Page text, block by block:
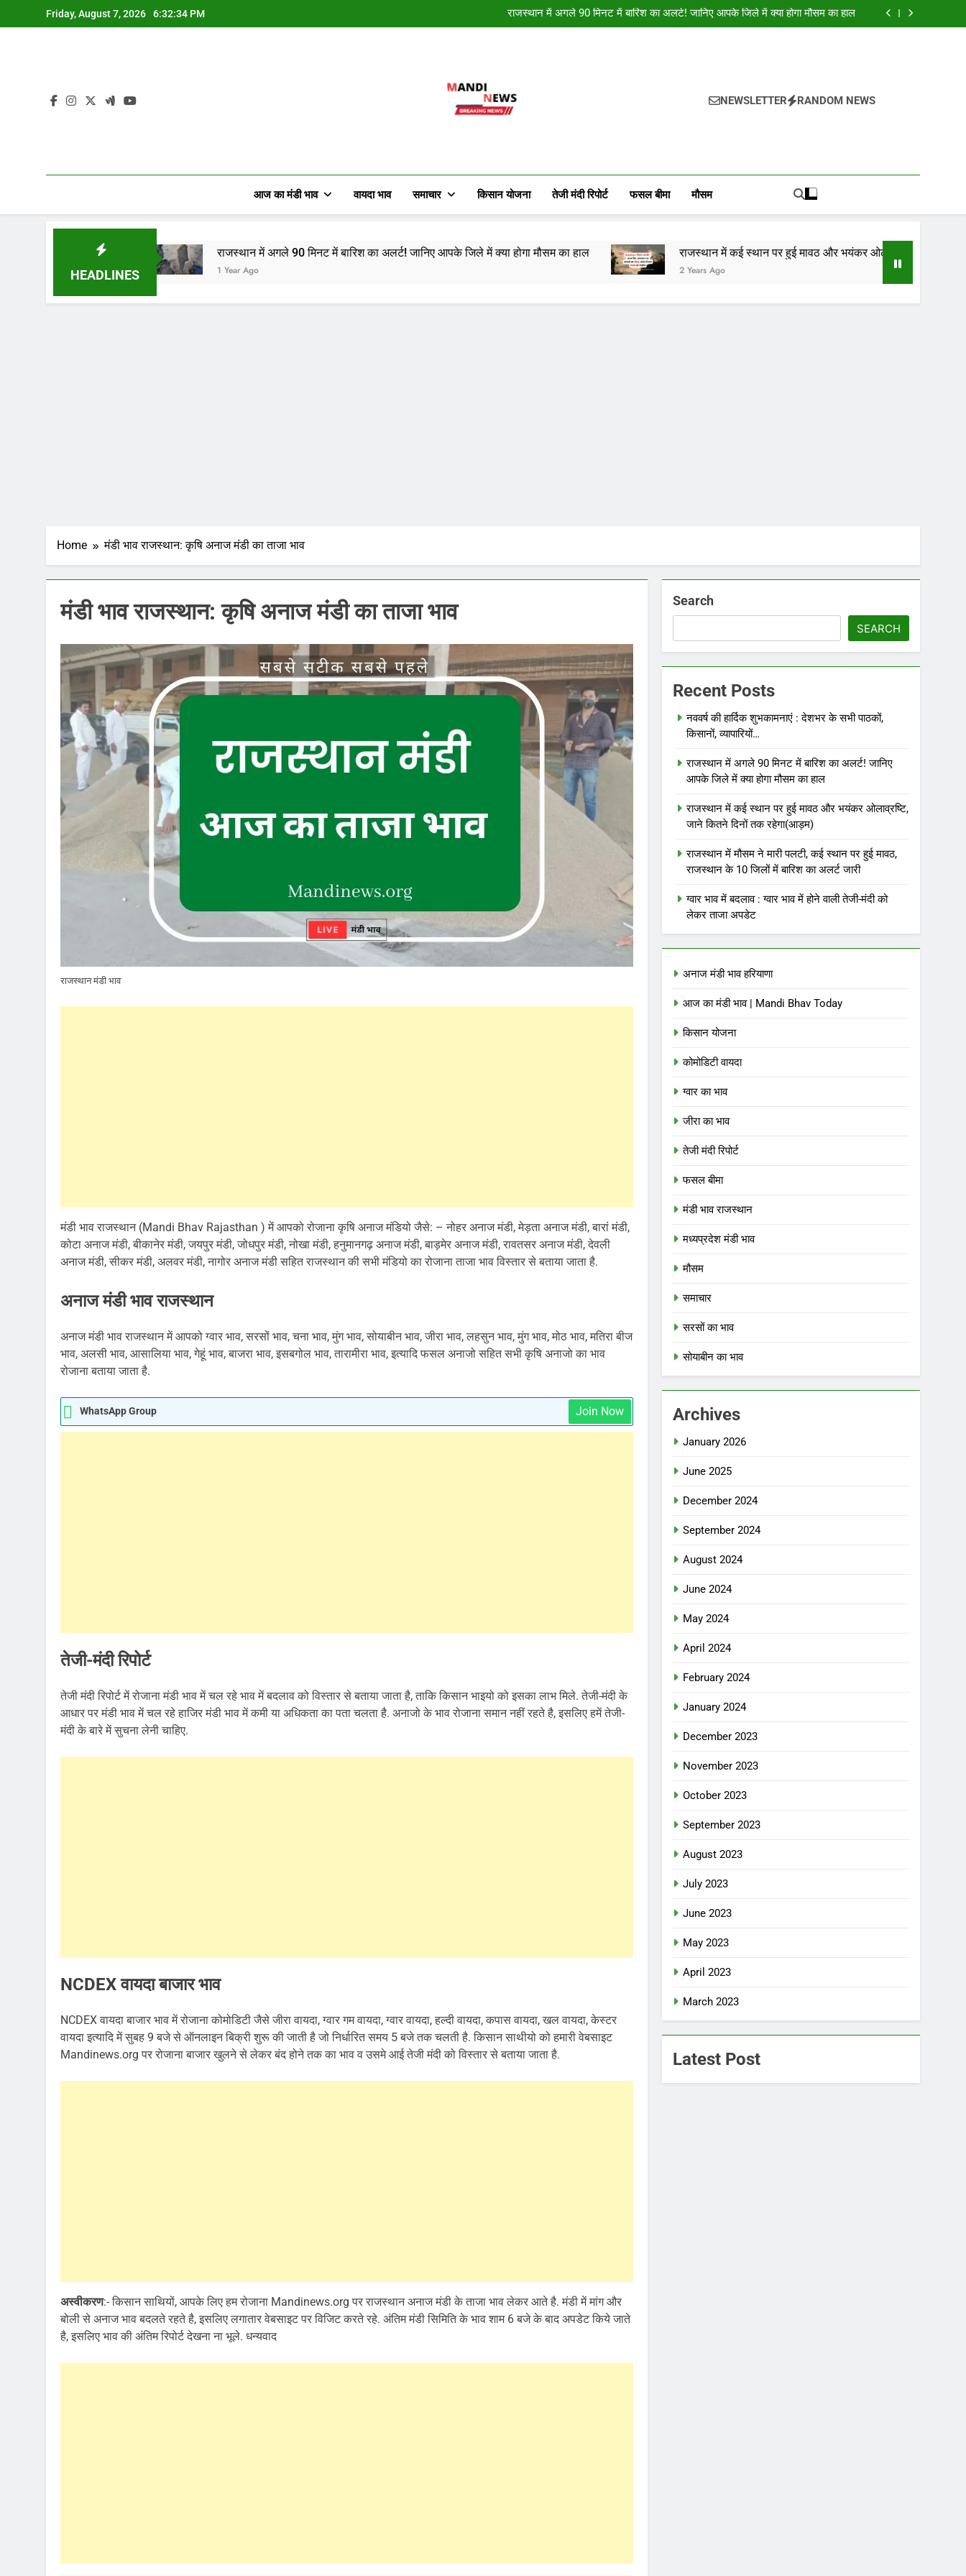
to
Friday, August 7, 2026 6:32:35 PM
राजस्थान में अगले 90 मिनट में बारिश का अलर्ट! जानिए आपके जिले में क्या होगा मौसम का हाल
राजस्थान में कई स्थान पर हुई मावठ और भयंकर ओलाव्रष्टि, जाने कितने दिनों तक रहेगा(आड़म)
राजस्थान में मौसम ने मारी पलटी, कई स्थान पर हुई मावठ, राजस्थान के 10 जिलों में बारिश का
अलर्ट जारी
Mandi News
NEWSLETTER RANDOM NEWS
आज का मंडी भाव वायदा भाव समाचार किसान योजना तेजी मंदी रिपोर्ट फसल बीमा मौसम
HEADLINES
राजस्थान में अगले 90 मिनट में बारिश का अलर्ट! जानिए आपके जिले में क्या होगा मौसम का हाल
1 Year Ago
राजस्थान में कई स्थान पर हुई मावठ और भयंकर ओलाव्रष्टि, जाने कितने दिनों तक
2 Years Ago
Home मंडी भाव राजस्थान: कृषि अनाज मंडी का ताजा भाव
मंडी भाव राजस्थान: कृषि अनाज मंडी का ताजा भाव
राजस्थान मंडी भाव
मंडी भाव राजस्थान (Mandi Bhav Rajasthan ) में आपको रोजाना कृषि अनाज मंडियो जैसे: – नोहर अनाज मंडी, मेड़ता अनाज मंडी, बारां मंडी,
कोटा अनाज मंडी, बीकानेर मंडी, जयपुर मंडी, जोधपुर मंडी, नोखा मंडी, हनुमानगढ़ अनाज मंडी, बाड़मेर अनाज मंडी, रावतसर अनाज मंडी, देवली
अनाज मंडी, सीकर मंडी, अलवर मंडी, नागोर अनाज मंडी सहित राजस्थान की सभी मंडियो का रोजाना ताजा भाव विस्तार से बताया जाता है.
अनाज मंडी भाव राजस्थान
अनाज मंडी भाव राजस्थान में आपको ग्वार भाव, सरसों भाव, चना भाव, मुंग भाव, सोयाबीन भाव, जीरा भाव, लहसुन भाव, मुंग भाव, मोठ भाव, मतिरा बीज
भाव, अलसी भाव, आसालिया भाव, गेहूं भाव, बाजरा भाव, इसबगोल भाव, तारामीरा भाव, इत्यादि फसल अनाजो सहित सभी कृषि अनाजो का भाव
रोजाना बताया जाता है.
WhatsApp Group Join Now
तेजी-मंदी रिपोर्ट
तेजी मंदी रिपोर्ट में रोजाना मंडी भाव में चल रहे भाव में बदलाव को विस्तार से बताया जाता है, ताकि किसान भाइयो को इसका लाभ मिले. तेजी-मंदी के
आधार पर मंडी भाव में चल रहे हाजिर मंडी भाव में कमी या अधिकता का पता चलता है. अनाजो के भाव रोजाना समान नहीं रहते है, इसलिए हमें तेजी-
मंदी के बारे में सुचना लेनी चाहिए.
NCDEX वायदा बाजार भाव
NCDEX वायदा बाजार भाव में रोजाना कोमोडिटी जैसे जीरा वायदा, ग्वार गम वायदा, ग्वार वायदा, हल्दी वायदा, कपास वायदा, खल वायदा, केस्टर
वायदा इत्यादि में सुबह 9 बजे से ऑनलाइन बिक्री शुरू की जाती है जो निर्धारित समय 5 बजे तक चलती है. किसान साथीयो को हमारी वेबसाइट
Mandinews.org पर रोजाना बाजार खुलने से लेकर बंद होने तक का भाव व उसमे आई तेजी मंदी को विस्तार से बताया जाता है.
अस्वीकरण:- किसान साथियों, आपके लिए हम रोजाना Mandinews.org पर राजस्थान अनाज मंडी के ताजा भाव लेकर आते है. मंडी में मांग और
बोली से अनाज भाव बदलते रहते है, इसलिए लगातार वेबसाइट पर विजिट करते रहे. अंतिम मंडी सिमिति के भाव शाम 6 बजे के बाद अपडेट किये जाते
है, इसलिए भाव की अंतिम रिपोर्ट देखना ना भूले. धन्यवाद
Search
SEARCH
Recent Posts
नववर्ष की हार्दिक शुभकामनाएं : देशभर के सभी पाठकों,
किसानों, व्यापारियों…
राजस्थान में अगले 90 मिनट में बारिश का अलर्ट! जानिए
आपके जिले में क्या होगा मौसम का हाल
राजस्थान में कई स्थान पर हुई मावठ और भयंकर ओलाव्रष्टि,
जाने कितने दिनों तक रहेगा(आड़म)
राजस्थान में मौसम ने मारी पलटी, कई स्थान पर हुई मावठ,
राजस्थान के 10 जिलों में बारिश का अलर्ट जारी
ग्वार भाव में बदलाव : ग्वार भाव में होने वाली तेजी-मंदी को
लेकर ताजा अपडेट
अनाज मंडी भाव हरियाणा
आज का मंडी भाव | Mandi Bhav Today
किसान योजना
कोमोडिटी वायदा
ग्वार का भाव
जीरा का भाव
तेजी मंदी रिपोर्ट
फसल बीमा
मंडी भाव राजस्थान
मध्यप्रदेश मंडी भाव
मौसम
समाचार
सरसों का भाव
सोयाबीन का भाव
Archives
January 2026
June 2025
December 2024
September 2024
August 2024
June 2024
May 2024
April 2024
February 2024
January 2024
December 2023
November 2023
October 2023
September 2023
August 2023
July 2023
June 2023
May 2023
April 2023
March 2023
Latest Post